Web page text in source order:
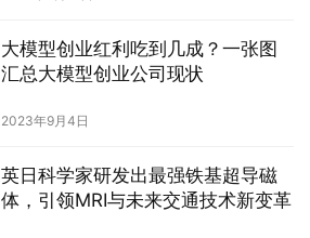
大模型创业红利吃到几成？一张图
汇总大模型创业公司现状
2023年9月4日
英日科学家研发出最强铁基超导磁
体，引领MRI与未来交通技术新变革